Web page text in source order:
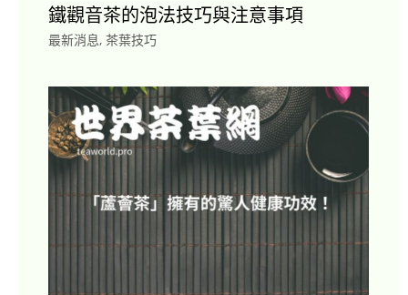
鐵觀音茶的泡法技巧與注意事項
最新消息, 茶葉技巧